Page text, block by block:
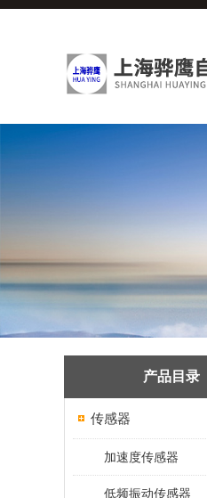
产品目录
传感器
加速度传感器
低频振动传感器